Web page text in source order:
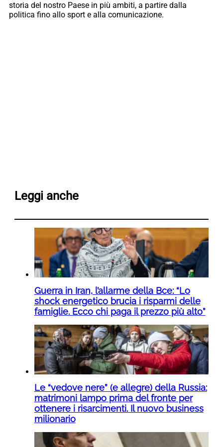
storia del nostro Paese in più ambiti, a partire dalla
politica fino allo sport e alla comunicazione.
Leggi anche
Guerra in Iran, l’allarme della Bce: “Lo
shock energetico brucia i risparmi delle
famiglie. Ecco chi paga il prezzo più alto”
Le “vedove nere” (e allegre) della Russia:
matrimoni lampo prima del fronte per
ottenere i risarcimenti. Il nuovo business
milionario